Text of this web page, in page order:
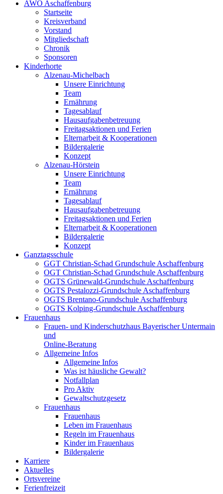
AWO Aschaffenburg
Startseite
Kreisverband
Vorstand
Mitgliedschaft
Chronik
Sponsoren
Kinderhorte
Alzenau-Michelbach
Unsere Einrichtung
Team
Ernährung
Tagesablauf
Hausaufgabenbetreuung
Freitagsaktionen und Ferien
Elternarbeit & Kooperationen
Bildergalerie
Konzept
Alzenau-Hörstein
Unsere Einrichtung
Team
Ernährung
Tagesablauf
Hausaufgabenbetreuung
Freitagsaktionen und Ferien
Elternarbeit & Kooperationen
Bildergalerie
Konzept
Ganztagsschule
GGT Christian-Schad Grundschule Aschaffenburg
OGT Christian-Schad Grundschule Aschaffenburg
OGTS Grünewald-Grundschule Aschaffenburg
OGTS Pestalozzi-Grundschule Aschaffenburg
OGTS Brentano-Grundschule Aschaffenburg
OGTS Kolping-Grundschule Aschaffenburg
Frauenhaus
Frauen- und Kinderschutzhaus Bayerischer Untermain
und
Online-Beratung
Allgemeine Infos
Allgemeine Infos
Was ist häusliche Gewalt?
Notfallplan
Pro Aktiv
Gewaltschutzgesetz
Frauenhaus
Frauenhaus
Leben im Frauenhaus
Regeln im Frauenhaus
Kinder im Frauenhaus
Bildergalerie
Karriere
Aktuelles
Ortsvereine
Ferienfreizeit